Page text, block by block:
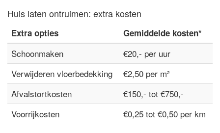
Huis laten ontruimen: extra kosten
Extra opties Gemiddelde kosten*
Schoonmaken
€20,- per uur
Verwijderen vloerbedekking
€2,50 per m²
Afvalstortkosten
€150,- tot €750,-
Voorrijkosten
€0,25 tot €0,50 per km